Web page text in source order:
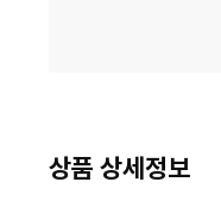
상품 상세정보